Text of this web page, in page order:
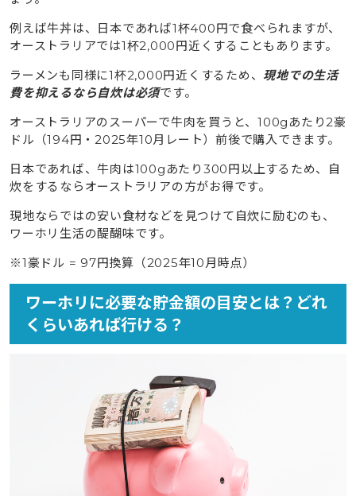
例えば牛丼は、日本であれば1杯400円で食べられますが、
オーストラリアでは1杯2,000円近くすることもあります。
ラーメンも同様に1杯2,000円近くするため、 現地での生活
費を抑えるなら自炊は必須です。
オーストラリアのスーパーで牛肉を買うと、100gあたり2豪
ドル（194円・2025年10月レート）前後で購入できます。
日本であれば、牛肉は100gあたり300円以上するため、自
炊をするならオーストラリアの方がお得です。
現地ならではの安い食材などを見つけて自炊に励むのも、
ワーホリ生活の醍醐味です。
※1豪ドル = 97円換算（2025年10月時点）
ワーホリに必要な貯金額の目安とは？どれ
くらいあれば行ける？